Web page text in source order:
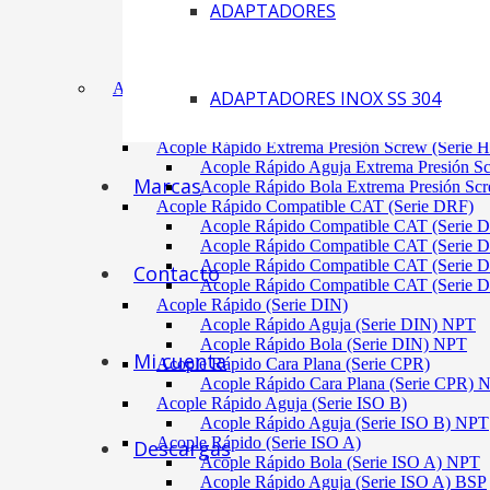
ADAPTADORES
ADAPTADORES INOX SS 304
Marcas
Contacto
Mi cuenta
Descargas
Acoplamiento Tipo Neumático Fenaflex (TYRE)
ACÓPLES RÁPIDOS
Acople Rápido Aguja Extrema Presión (Serie
Acople Rápido Extrema Presión Screw (Serie
Acople Rápido Aguja Extrema Presión
Acople Rápido Bola Extrema Presión
Acople Rápido Compatible CAT (Serie DRF)
Acople Rápido Compatible CAT (Serie
Acople Rápido Compatible CAT (Serie
Acople Rápido Compatible CAT (Serie
Acople Rápido Compatible CAT (Serie
Acople Rápido (Serie DIN)
Acople Rápido Aguja (Serie DIN) NPT
Acople Rápido Bola (Serie DIN) NPT
Acople Rápido Cara Plana (Serie CPR)
Acople Rápido Cara Plana (Serie CPR)
Acople Rápido Aguja (Serie ISO B)
Acople Rápido Aguja (Serie ISO B) NPT
Acople Rápido (Serie ISO A)
Acople Rápido Bola (Serie ISO A) NPT
Acople Rápido Aguja (Serie ISO A) BSP